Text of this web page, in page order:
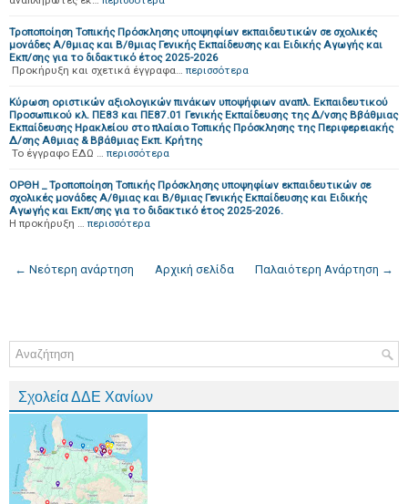
Τροποποίηση Τοπικής Πρόσκλησης υποψηφίων εκπαιδευτικών σε σχολικές
μονάδες Α/θμιας και Β/θμιας Γενικής Εκπαίδευσης και Ειδικής Αγωγής και
Εκπ/σης για το διδακτικό έτος 2025-2026
Προκήρυξη και σχετικά έγγραφα… περισσότερα
Κύρωση οριστικών αξιολογικών πινάκων υποψήφιων αναπλ. Εκπαιδευτικού
Προσωπικού κλ. ΠΕ83 και ΠΕ87.01 Γενικής Εκπαίδευσης της Δ/νσης Ββάθμιας
Εκπαίδευσης Ηρακλείου στο πλαίσιο Τοπικής Πρόσκλησης της Περιφερειακής
Δ/σης Αθμιας & Ββάθμιας Εκπ. Κρήτης
Το έγγραφο ΕΔΩ … περισσότερα
ΟΡΘΗ _ Τροποποίηση Τοπικής Πρόσκλησης υποψηφίων εκπαιδευτικών σε
σχολικές μονάδες Α/θμιας και Β/θμιας Γενικής Εκπαίδευσης και Ειδικής
Αγωγής και Εκπ/σης για το διδακτικό έτος 2025-2026.
H προκήρυξη … περισσότερα
← Νεότερη ανάρτηση Παλαιότερη Ανάρτηση →
Αρχική σελίδα
Σχολεία ΔΔΕ Χανίων